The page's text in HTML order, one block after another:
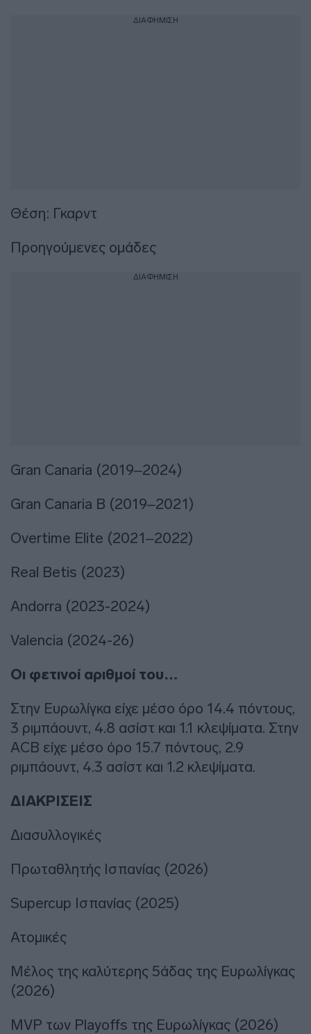
ΔΙΑΦΗΜΙΣΗ
Θέση: Γκαρντ
Προηγούμενες ομάδες
ΔΙΑΦΗΜΙΣΗ
Gran Canaria (2019–2024)
Gran Canaria Β (2019–2021)
Overtime Elite (2021–2022)
Real Betis (2023)
Andorra (2023-2024)
Valencia (2024-26)
Οι φετινοί αριθμοί του…
Στην Ευρωλίγκα είχε μέσο όρο 14.4 πόντους,
3 ριμπάουντ, 4.8 ασίστ και 1.1 κλεψίματα. Στην
ACB είχε μέσο όρο 15.7 πόντους, 2.9
ριμπάουντ, 4.3 ασίστ και 1.2 κλεψίματα.
ΔΙΑΚΡΙΣΕΙΣ
Διασυλλογικές
Πρωταθλητής Ισπανίας (2026)
Supercup Ισπανίας (2025)
Ατομικές
Μέλος της καλύτερης 5άδας της Ευρωλίγκας
(2026)
MVP των Playoffs της Ευρωλίγκας (2026)